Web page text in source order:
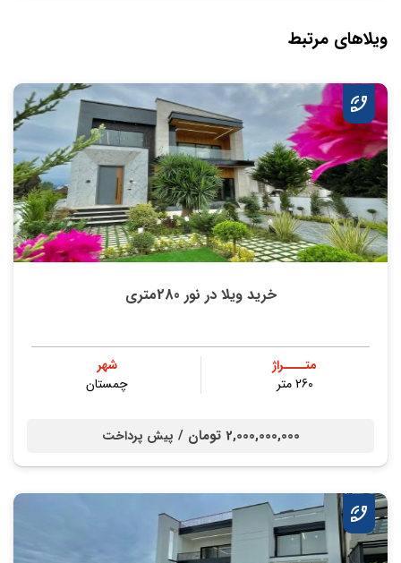
ویلاهای مرتبط
خرید ویلا در نور 280متری
متــــراژ
260 متر
شهر
چمستان
2,000,000,000 تومان / پیش پرداخت